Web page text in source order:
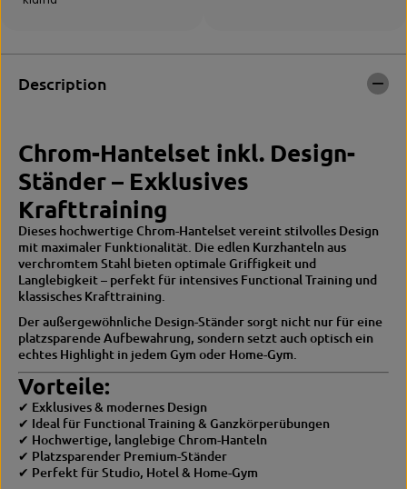
a
n
t
e
t
1
-
1
0
k
g
m
i
t
D
e
s
i
g
n
-
S
t
m
H
e
l
s
e
t
1
-
1
0
k
g
m
i
t
D
e
s
i
g
n
Description
Chrom-Hantelset inkl. Design-
Ständer – Exklusives
Krafttraining
Dieses hochwertige Chrom-Hantelset vereint stilvolles Design
mit maximaler Funktionalität. Die edlen Kurzhanteln aus
verchromtem Stahl bieten optimale Griffigkeit und
Langlebigkeit – perfekt für intensives Functional Training und
klassisches Krafttraining.
Der außergewöhnliche Design-Ständer sorgt nicht nur für eine
platzsparende Aufbewahrung, sondern setzt auch optisch ein
echtes Highlight in jedem Gym oder Home-Gym.
Vorteile:
✔ Exklusives & modernes Design
✔ Ideal für Functional Training & Ganzkörperübungen
✔ Hochwertige, langlebige Chrom-Hanteln
✔ Platzsparender Premium-Ständer
✔ Perfekt für Studio, Hotel & Home-Gym